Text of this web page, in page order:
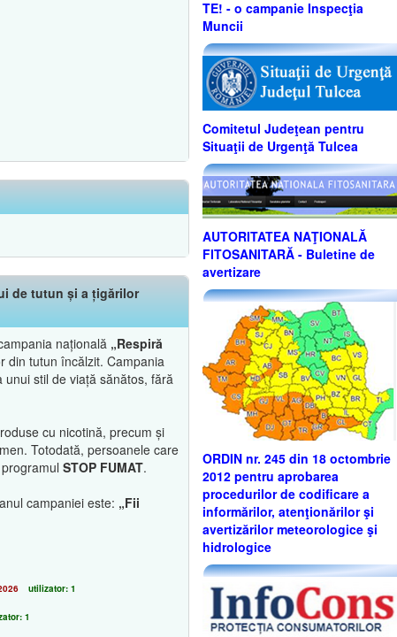
de tutun și a țigărilor
națională „Respiră
din tutun încălzit. Campania
stil de viață sănătos, fără
cu nicotină, precum și
Totodată, persoanele care
STOP FUMAT.
campaniei este: „Fii
utilizator: 1
1
TE! - o campanie Inspecţia
Muncii
Comitetul Judeţean pentru
Situaţii de Urgenţă Tulcea
AUTORITATEA NAŢIONALĂ
FITOSANITARĂ - Buletine de
avertizare
ORDIN nr. 245 din 18 octombrie
2012 pentru aprobarea
procedurilor de codificare a
informărilor, atenţionărilor şi
avertizărilor meteorologice şi
hidrologice